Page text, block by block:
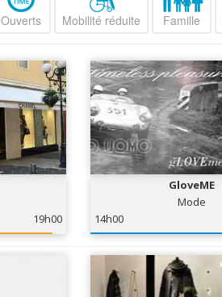
Sortir
Commerces
Mode, ...
Loisirs
Plages, sports, ...
Services
Ouverts
Mobilité réduite Famille
19h00
GloveME
Mode
14h00